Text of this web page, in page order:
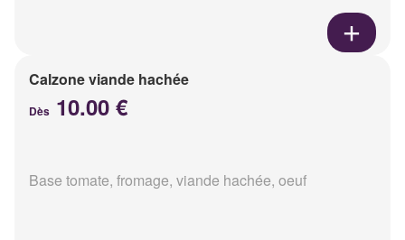
Calzone viande hachée
Dès 10.00 €
Base tomate, fromage, viande hachée, oeuf